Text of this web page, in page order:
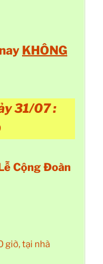
KHÔNG
31/07 :
Cộng Đoàn
giờ, tại nhà